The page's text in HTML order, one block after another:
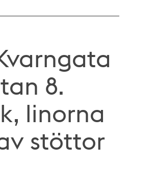
8.
linorna
stöttor